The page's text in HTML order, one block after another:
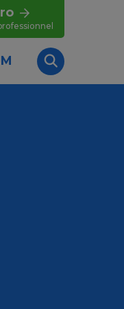
Recherche